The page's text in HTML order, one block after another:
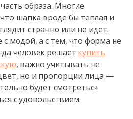
образа. Многие
шапка вроде бы теплая и
странно или не идет.
с модой, а с тем, что форма не
человек решает купить
, важно учитывать не
но и пропорции лица —
будет смотреться
с удовольствием.